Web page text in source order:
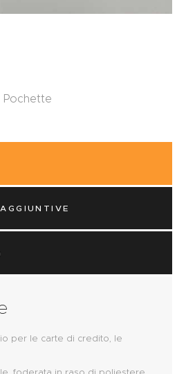
Pochette
per le carte di credito, le